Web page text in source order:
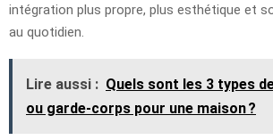
intégration plus propre, plus esthétique et
au quotidien.
Lire aussi : Quels sont les 3 types
ou garde-corps pour une maison ?